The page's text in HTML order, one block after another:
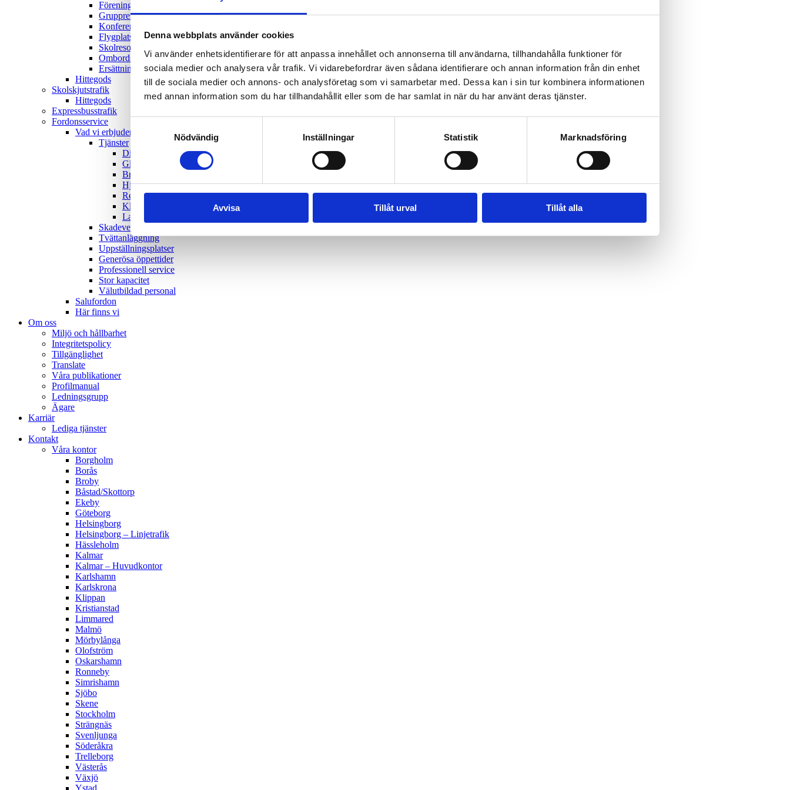
Denna webbplats använder cookies
Vi använder enhetsidentifierare för att anpassa innehållet och annonserna till användarna, tillhandahålla funktioner för
sociala medier och analysera vår trafik. Vi vidarebefordrar även sådana identifierare och annan information från din enhet
till de sociala medier och annons- och analysföretag som vi samarbetar med. Dessa kan i sin tur kombinera informationen
med annan information som du har tillhandahållit eller som de har samlat in när du har använt deras tjänster.
Nödvändig
Inställningar Statistik Marknadsföring
Avvisa Tillåt urval Tillåt alla
Föreningsresor
Gruppresor med kringarrangemang
Konferensresor
Flygplatstransfer
Skolresor
Ombordservice
Ersättningstrafik
Hittegods
Skolskjutstrafik
Hittegods
Expressbusstrafik
Fordonsservice
Vad vi erbjuder
Tjänster
Diagnostik
Glasarbeten
Bromsar och däck
Hjulinställning
Reservdelar
Klimatanläggning
Lackering
Skadeverkstad
Tvättanläggning
Uppställningsplatser
Generösa öppettider
Professionell service
Stor kapacitet
Välutbildad personal
Salufordon
Här finns vi
Om oss
Miljö och hållbarhet
Integritetspolicy
Tillgänglighet
Translate
Våra publikationer
Profilmanual
Ledningsgrupp
Ägare
Karriär
Lediga tjänster
Kontakt
Våra kontor
Borgholm
Borås
Broby
Båstad/Skottorp
Ekeby
Göteborg
Helsingborg
Helsingborg – Linjetrafik
Hässleholm
Kalmar
Kalmar – Huvudkontor
Karlshamn
Karlskrona
Klippan
Kristianstad
Limmared
Malmö
Mörbylånga
Olofström
Oskarshamn
Ronneby
Simrishamn
Sjöbo
Skene
Stockholm
Strängnäs
Svenljunga
Söderåkra
Trelleborg
Västerås
Växjö
Ystad